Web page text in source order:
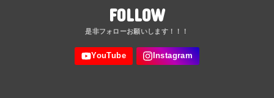
FOLLOW